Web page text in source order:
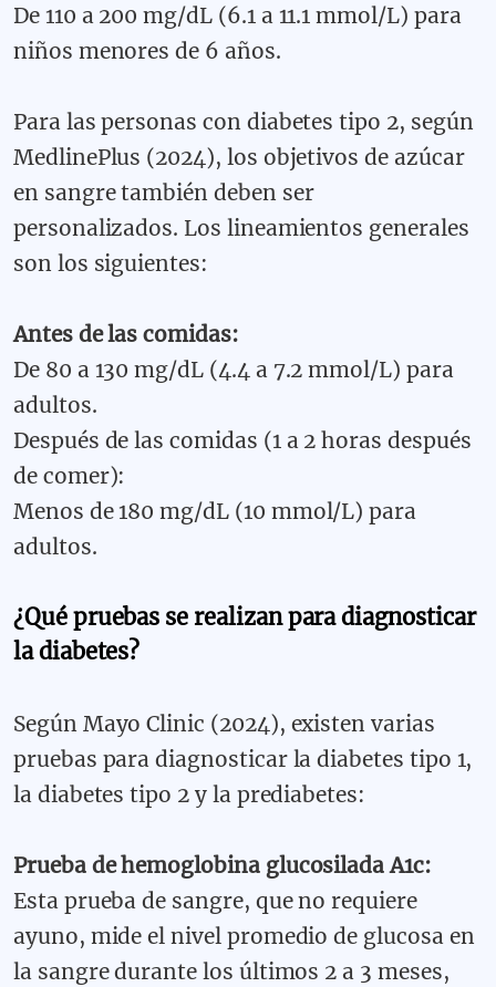
De 110 a 200 mg/dL (6.1 a 11.1 mmol/L) para
niños menores de 6 años.
Para las personas con diabetes tipo 2, según
MedlinePlus (2024), los objetivos de azúcar
en sangre también deben ser
personalizados. Los lineamientos generales
son los siguientes:
Antes de las comidas:
De 80 a 130 mg/dL (4.4 a 7.2 mmol/L) para
adultos.
Después de las comidas (1 a 2 horas después
de comer):
Menos de 180 mg/dL (10 mmol/L) para
adultos.
¿Qué pruebas se realizan para diagnosticar
la diabetes?
Según Mayo Clinic (2024), existen varias
pruebas para diagnosticar la diabetes tipo 1,
la diabetes tipo 2 y la prediabetes:
Prueba de hemoglobina glucosilada A1c:
Esta prueba de sangre, que no requiere
ayuno, mide el nivel promedio de glucosa en
la sangre durante los últimos 2 a 3 meses,